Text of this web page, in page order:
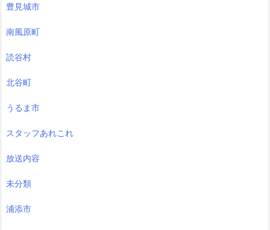
豊見城市
南風原町
読谷村
北谷町
うるま市
スタッフあれこれ
放送内容
未分類
浦添市